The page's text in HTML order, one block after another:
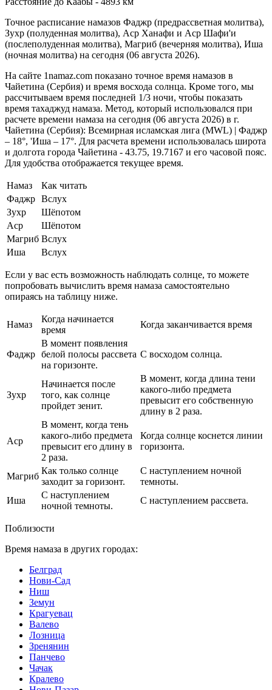
Точное расписание намазов Фаджр (предрассветная молитва),
Зухр (полуденная молитва), Аср Ханафи и Аср Шафи'и
(послеполуденная молитва), Магриб (вечерняя молитва), Иша
(ночная молитва) на сегодня (06 августа 2026).
На сайте 1namaz.com показано точное время намазов в
Чайетина (Сербия) и время восхода солнца. Кроме того, мы
рассчитываем время последней 1/3 ночи, чтобы показать
время тахаджуд намаза. Метод, который использовался при
расчете времени намаза на сегодня (06 августа 2026) в г.
Чайетина (Сербия): Всемирная исламская лига (MWL) | Фаджр
– 18°, 'Иша – 17°. Для расчета времени использовалась широта
и долгота города Чайетина - 43.75, 19.7167 и его часовой пояс.
Для удобства отображается текущее время.
Намаз
Как читать
Фаджр Вслух
Зухр
Шёпотом
Аср
Шёпотом
Магриб Вслух
Иша
Вслух
Если у вас есть возможность наблюдать солнце, то можете
попробовать вычислить время намаза самостоятельно
опираясь на таблицу ниже.
Намаз
Когда начинается
время
Когда заканчивается время
Фаджр
В момент появления
белой полосы рассвета
на горизонте.
С восходом солнца.
Зухр
Начинается после
того, как солнце
пройдет зенит.
В момент, когда длина тени
какого-либо предмета
превысит его собственную
длину в 2 раза.
Аср
В момент, когда тень
какого-либо предмета
превысит его длину в
2 раза.
Когда солнце коснется линии
горизонта.
Магриб
Как только солнце
заходит за горизонт.
С наступлением ночной
темноты.
Иша
С наступлением
ночной темноты.
С наступлением рассвета.
Поблизости
Время намаза в других городах:
Белград
Нови-Сад
Ниш
Земун
Крагуевац
Валево
Лозница
Зренянин
Панчево
Чачак
Кралево